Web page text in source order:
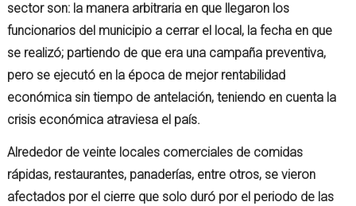
sector son: la manera arbitraria en que llegaron los
funcionarios del municipio a cerrar el local, la fecha en que
se realizó; partiendo de que era una campaña preventiva,
pero se ejecutó en la época de mejor rentabilidad
económica sin tiempo de antelación, teniendo en cuenta la
crisis económica atraviesa el país.
Alrededor de veinte locales comerciales de comidas
rápidas, restaurantes, panaderías, entre otros, se vieron
afectados por el cierre que solo duró por el periodo de las